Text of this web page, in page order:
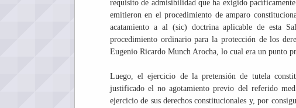
requisito de admisibilidad que ha exigido
emitieron en el procedimiento de amparo
acatamiento a al (sic) doctrina aplicable de esta
procedimiento ordinario para la protección de los
Eugenio Ricardo Munch Arocha, lo cual era un punto
Luego, el ejercicio de la pretensión de tutela
justificado el no agotamiento previo del referido
ejercicio de sus derechos constitucionales y, por